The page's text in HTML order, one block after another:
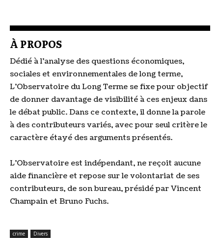
À PROPOS
Dédié à l'analyse des questions économiques,
sociales et environnementales de long terme,
L'Observatoire du Long Terme se fixe pour objectif
de donner davantage de visibilité à ces enjeux dans
le débat public. Dans ce contexte, il donne la parole
à des contributeurs variés, avec pour seul critère le
caractère étayé des arguments présentés.
L'Observatoire est indépendant, ne reçoit aucune
aide financière et repose sur le volontariat de ses
contributeurs, de son bureau, présidé par Vincent
Champain et Bruno Fuchs.
crime Divers